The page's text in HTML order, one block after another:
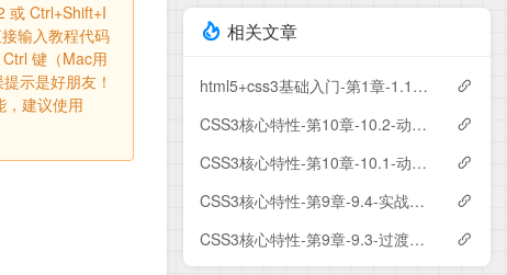
或 Ctrl+Shift+I
输入教程代码
键（Mac用
示是好朋友！
建议使用
相关文章
html5+css3基础入门-第1章-1.1-Web开发概述
CSS3核心特性-第10章-10.2-动画控制与事件
CSS3核心特性-第10章-10.1-动画基础语法
CSS3核心特性-第9章-9.4-实战：交互动效设计
CSS3核心特性-第9章-9.3-过渡效果（transition）